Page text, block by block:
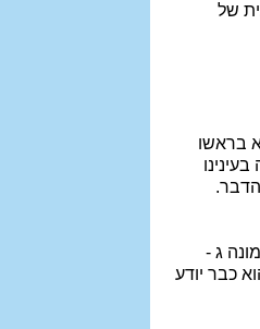
של
בראשו
ג -
כבר יודע